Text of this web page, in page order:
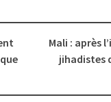
Mali : après
jihadistes